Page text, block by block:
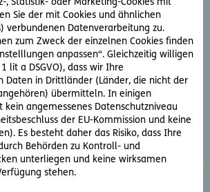
, Statistik- oder Marketing-Cookies mit
Sie der mit Cookies und ähnlichen
verbundenen Datenverarbeitung zu.
zum Zweck der einzelnen Cookies finden
anpassen“. Gleichzeitig willigen
lit a DSGVO), dass wir Ihre
Daten in Drittländer (Länder, die nicht der
übermitteln. In einigen
kein angemessenes Datenschutzniveau
der EU-Kommission und keine
Es besteht daher das Risiko, dass Ihre
Behörden zu Kontroll- und
unterliegen und keine wirksamen
stehen.
Rechtsberatung
Frage? Unsere Rechtsexperten
diese gerne und schnell.
Rechtsfrage stellen